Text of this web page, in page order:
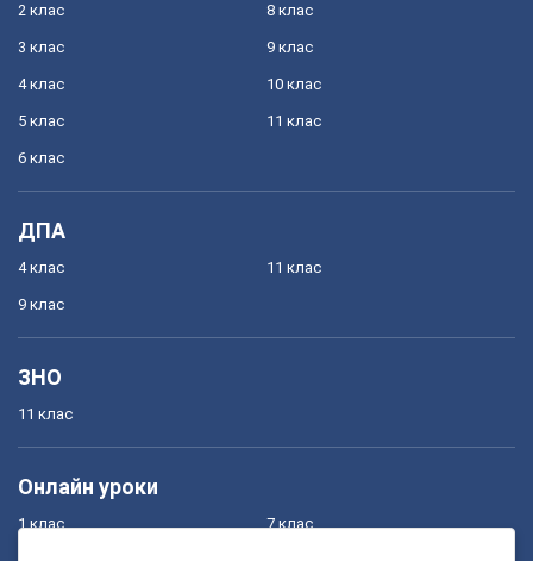
2 клас
3 клас
4 клас
5 клас
6 клас
8 клас
9 клас
10 клас
11 клас
ДПА
4 клас
9 клас
11 клас
ЗНО
11 клас
Онлайн уроки
1 клас 7 клас